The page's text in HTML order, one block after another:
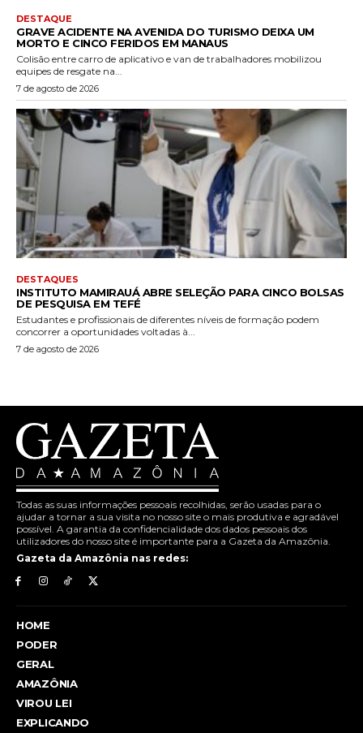
DESTAQUE
GRAVE ACIDENTE NA AVENIDA DO TURISMO DEIXA UM
MORTO E CINCO FERIDOS EM MANAUS
Colisão entre carro de aplicativo e van de trabalhadores mobilizou
equipes de resgate na...
7 de agosto de 2026
DESTAQUES
INSTITUTO MAMIRAUÁ ABRE SELEÇÃO PARA CINCO BOLSAS
DE PESQUISA EM TEFÉ
Estudantes e profissionais de diferentes níveis de formação podem
concorrer a oportunidades voltadas à...
7 de agosto de 2026
Todas as suas informações pessoais recolhidas, serão usadas para o
ajudar a tornar a sua visita no nosso site o mais produtiva e agradável
possível. A garantia da confidencialidade dos dados pessoais dos
utilizadores do nosso site é importante para a Gazeta da Amazônia.
Gazeta da Amazônia nas redes:
HOME
PODER
GERAL
AMAZÔNIA
VIROU LEI
EXPLICANDO